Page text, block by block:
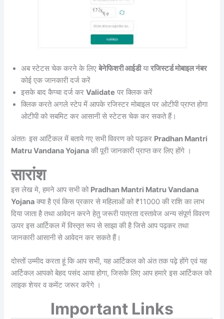
अब स्टेटस चेक करने के लिएबेनेफिशरी आईडीयारजिस्टर्ड मोबाइल नंबर
कोई एक जानकारी दर्ज करें
इसके बाद कैप्चा दर्ज करValidate पर क्लिक करें
क्लिक करते अगले स्टेप में आपके रजिस्टर मोबाइल पर ओटीपी प्राप्त होगा
ओटीपी को सबमिट कर आसानी से स्टेटस चेक कर सकते हैं।
अंततः इस आर्टिकल में बताये गए सभी विवरण को पढ़कर Pradhan Mantri
Matru Vandana Yojana की पूरी जानकारी प्राप्त कर लिए होंगे ।
सारांश
इस लेख मे, हमने आप सभी को Pradhan Mantri Matru Vandana
Yojana क्या है एवं किस प्रकार से महिलाओं को ₹11000 की राशि का लाभ
दिया जाता है तथा आवेदन करने हेतु जरूरी पात्रता दस्तावेज अन्य संपूर्ण विवरण
ऊपर इस आर्टिकल में विस्तृत रूप से साझा की है जिसे आप पढ़कर तथा
जानकारी आसानी से आवेदन कर सकते हैं।
दोस्तों उम्मीद करता हूं कि आप सभी, यह आर्टिकल को अंत तक पढ़े होंगे एवं यह
आर्टिकल आपको बेहद पसंद आया होगा, जिसके लिए आप हमारे इस आर्टिकल को
लाइक शेयर व कमेंट जरूर करेंगे ।
Important Links